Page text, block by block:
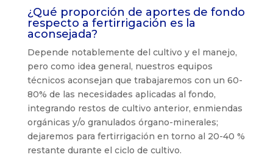
¿Qué proporción de aportes de fondo
respecto a fertirrigación es la
aconsejada?
Depende notablemente del cultivo y el manejo,
pero como idea general, nuestros equipos
técnicos aconsejan que trabajaremos con un 60-
80% de las necesidades aplicadas al fondo,
integrando restos de cultivo anterior, enmiendas
orgánicas y/o granulados órgano-minerales;
dejaremos para fertirrigación en torno al 20-40 %
restante durante el ciclo de cultivo.